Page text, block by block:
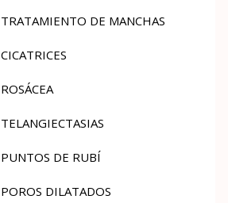
TRATAMIENTO DE MANCHAS
CICATRICES
ROSÁCEA
TELANGIECTASIAS
PUNTOS DE RUBÍ
POROS DILATADOS